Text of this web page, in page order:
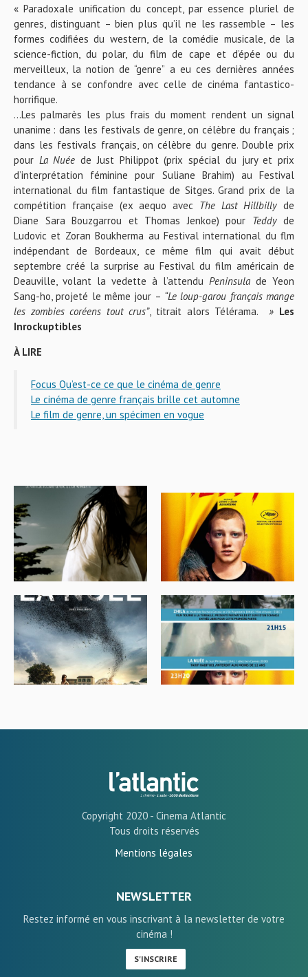
« Paradoxale unification du concept, par essence pluriel de
genres, distinguant – bien plus qu’il ne les rassemble – les
formes codifiées du western, de la comédie musicale, de la
science-fiction, du polar, du film de cape et d’épée ou du
merveilleux, la notion de “genre” a eu ces dernières années
tendance à se confondre avec celle de cinéma fantastico-
horrifique.
…Les palmarès les plus frais du moment rendent un signal
unanime : dans les festivals de genre, on célèbre du français ;
dans les festivals français, on célèbre du genre. Double prix
pour La Nuéede Just Philippot (prix spécial du jury et prix
d’interprétation féminine pour Suliane Brahim) au Festival
international du film fantastique de Sitges. Grand prix de la
compétition française (ex aequo avec The Last Hillbilly de
Diane Sara Bouzgarrou et Thomas Jenkoe) pour Teddyde
Ludovic et Zoran Boukherma au Festival international du flm
indépendant de Bordeaux, ce même film qui avait début
septembre créé la surprise au Festival du film américain de
Deauville, volant la vedette à l’attendu Peninsula de Yeon
Sang-ho, projeté le même jour – “Le loup-garou français mange
les zombies coréens tout crus”, titrait alors Télérama. » Les
Inrockuptibles
À LIRE
Focus Qu’est-ce ce que le cinéma de genre
Le cinéma de genre français brille cet automne
Le film de genre, un spécimen en vogue
Copyright 2020 - Cinema Atlantic
Tous droits réservés
Mentions légales
NEWSLETTER
Restez informé en vous inscrivant à la newsletter de votre
cinéma !
S'INSCRIRE